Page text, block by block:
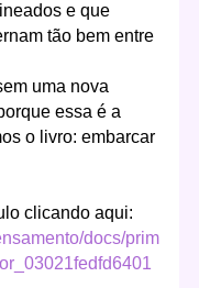
e que
tão bem entre
uma nova
essa é a
o livro: embarcar
clicando aqui:
docs/prim